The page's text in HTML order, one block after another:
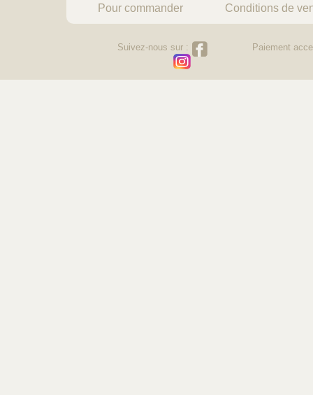
Pour commander Conditions de
Suivez-nous sur : Paiement